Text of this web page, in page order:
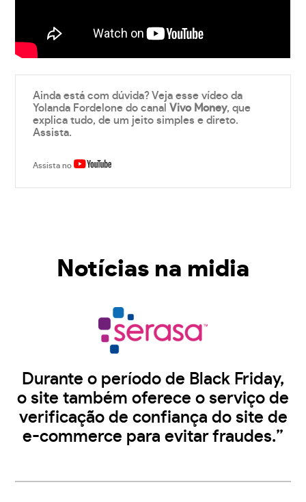
Ainda está com dúvida? Veja esse vídeo da
Yolanda Fordelone do canalVivo Money, que
explica tudo, de um jeito simples e direto.
Assista.
Assista no
Notícias na midia
Durante o período de Black Friday,
o site também oferece o serviço de
verificação de confiança do site de
e-commerce para evitar fraudes.”